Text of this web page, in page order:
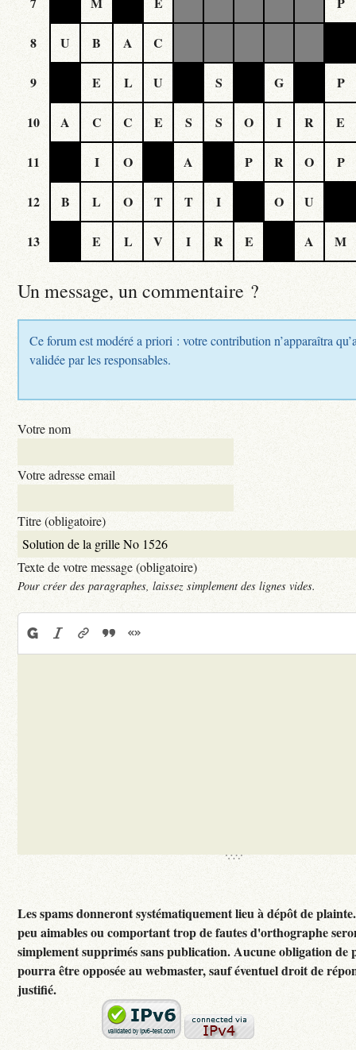
8 U B A C
9 E L U S G P
10 A C C E S S O I R E
11 I O A P R O P
12 B L O T T I O U
13 E L V I R E A M
Un message, un commentaire ?
Ce forum est modéré a priori : votre contribution n’apparaîtra
validée par les responsables.
Votre nom
Votre adresse email
Titre (obligatoire)
Texte de votre message (obligatoire)
Pour créer des paragraphes, laissez simplement des lignes vides.
Les spams donneront systématiquement lieu à dépôt de plainte.
peu aimables ou comportant trop de fautes d'orthographe
simplement supprimés sans publication. Aucune obligation de
pourra être opposée au webmaster, sauf éventuel droit de
justifié.